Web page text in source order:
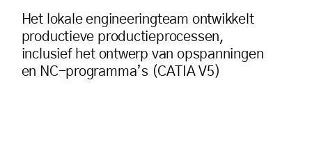
Het lokale engineeringteam ontwikkelt
productieve productieprocessen,
inclusief het ontwerp van opspanningen
en NC-programma’s (CATIA V5)